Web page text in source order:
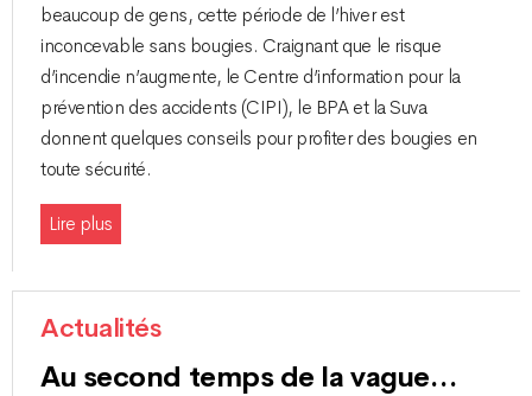
beaucoup de gens, cette période de l’hiver est
inconcevable sans bougies. Craignant que le risque
d’incendie n’augmente, le Centre d’information pour la
prévention des accidents (CIPI), le BPA et la Suva
donnent quelques conseils pour profiter des bougies en
toute sécurité.
Lire plus
Actualités
Au second temps de la vague…